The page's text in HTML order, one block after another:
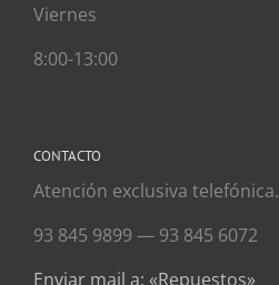
Viernes
8:00-13:00
CONTACTO
Atención exclusiva telefónica.
93 845 9899 — 93 845 6072
Enviar mail a: «Repuestos»